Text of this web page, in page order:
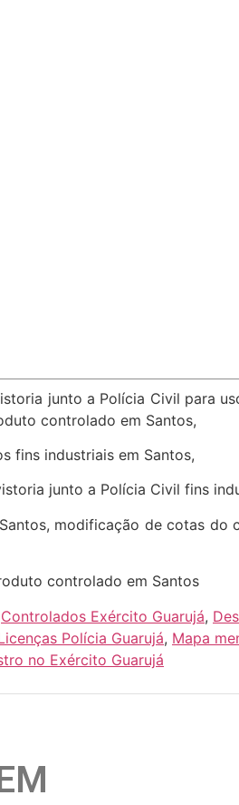
junto a Polícia Civil para
controlado em Santos,
fins industriais em Santos,
junto a Polícia Civil fins
modificação de cotas do
controlado em Santos
Controlados Exército Guarujá,
Polícia Guarujá, Mapa
no Exército Guarujá